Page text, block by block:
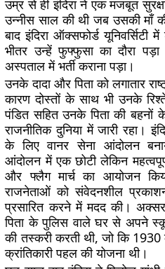
उम्र से ही इंदिरा ने एक मजबूत
उन्नीस साल की थी जब उसकी माँ
बाद इंदिरा ऑक्सफोर्ड
भीतर उन्हें फुफ्फुसा का दौरा
अस्पताल में भर्ती कराना पड़ा।
उनके दादा और पिता को लगातार
कारण दोस्तों के साथ भी उनके
पंडित सहित उनके पिता की
राजनीतिक दुनिया में जारी रहा।
के लिए वानर सेना आंदोलन
आंदोलन में एक छोटी लेकिन
और फ्लैग मार्च का आयोजन
राजनेताओं को संवेदनशील
प्रसारित करने में मदद की।
पिता के पुलिस वाले घर से अपने
की तस्करी करती थी, जो कि
क्रांतिकारी पहल की योजना थी।